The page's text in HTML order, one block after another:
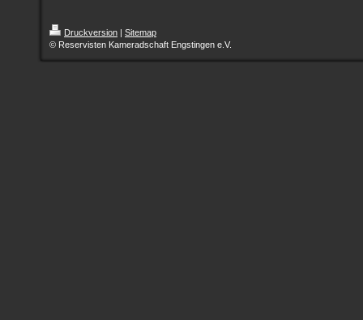
Druckversion | Sitemap
© Reservisten Kameradschaft Engstingen e.V.